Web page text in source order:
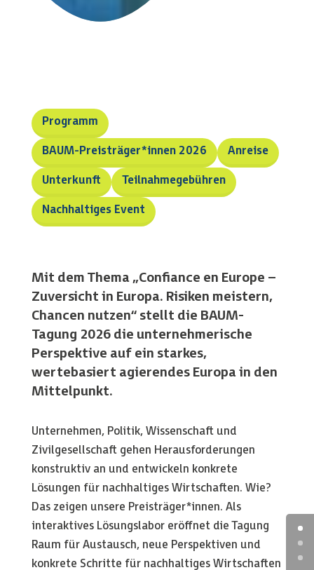
Programm
BAUM-Preisträger*innen 2026 Anreise
Unterkunft Teilnahmegebühren
Nachhaltiges Event
Mit dem Thema „Confiance en Europe –
Zuversicht in Europa. Risiken meistern,
Chancen nutzen“ stellt die BAUM-
Tagung 2026 die unternehmerische
Perspektive auf ein starkes,
wertebasiert agierendes Europa in den
Mittelpunkt.
Unternehmen, Politik, Wissenschaft und
Zivilgesellschaft gehen Herausforderungen
konstruktiv an und entwickeln konkrete
Lösungen für nachhaltiges Wirtschaften. Wie?
Das zeigen unsere Preisträger*innen. Als
interaktives Lösungslabor eröffnet die Tagung
Raum für Austausch, neue Perspektiven und
konkrete Schritte für nachhaltiges Wirtschaften